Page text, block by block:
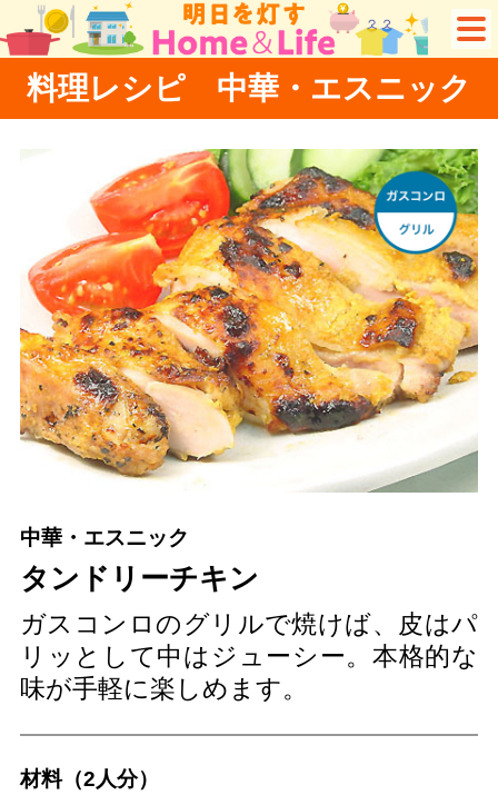
料理レシピ 中華・エスニック
中華・エスニック
タンドリーチキン
ガスコンロのグリルで焼けば、皮はパ
リッとして中はジューシー。本格的な
味が手軽に楽しめます。
材料（2人分）